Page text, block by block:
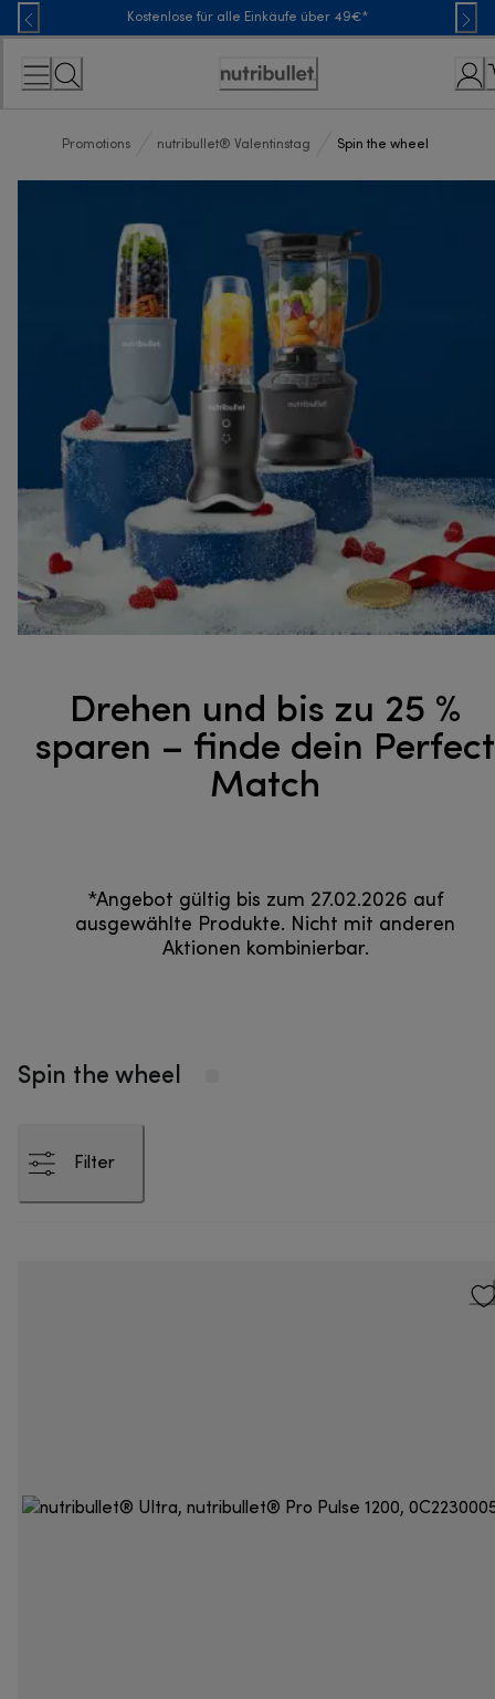
Skip
to
Content
Kostenlose für alle Einkäufe über 49€*
Erklärung
Zugänglichkeit
Promotions nutribullet® Valentinstag Spin the wheel
Drehen und bis zu 25 %
sparen – finde dein Perfect
Match
*Angebot gültig bis zum 27.02.2026 auf
ausgewählte Produkte. Nicht mit anderen
Aktionen kombinierbar.
Spin the wheel
Filter